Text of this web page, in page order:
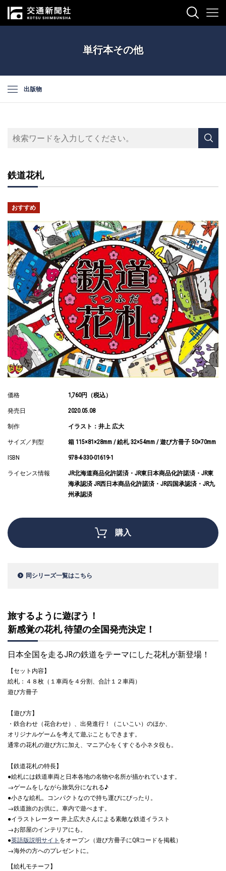
単行本その他
出版物
鉄道花札
おすすめ
価格 1,760円（税込）
発売日 2020.05.08
制作 イラスト：井上 広大
サイズ／判型 箱 115×81×28mm / 絵札 32×54mm / 遊び方冊子 50×70mm
ISBN 978-4-330-01619-1
ライセンス情報
JR北海道商品化許諾済・JR東日本商品化許諾済・JR東
海承認済 JR西日本商品化許諾済・JR四国承認済・JR九
州承認済
購入
同シリーズ一覧はこちら
旅するように遊ぼう！
新感覚の花札 待望の全国発売決定！
日本全国を走るJRの鉄道をテーマにした花札が新登場！
【セット内容】
絵札：４８枚（１車両を４分割、合計１２車両）
遊び方冊子
【遊び方】
・鉄合わせ（花合わせ）、出発進行！（こいこい）のほか、
オリジナルゲームを考えて遊ぶこともできます。
通常の花札の遊び方に加え、マニア心をくすぐる小ネタ役も。
【鉄道花札の特長】
●絵札には鉄道車両と日本各地の名物や名所が描かれています。
→ゲームをしながら旅気分になれる♪
●小さな絵札。コンパクトなので持ち運びにぴったり。
→鉄道旅のお供に。車内で遊べます。
●イラストレーター 井上広大さんによる素敵な鉄道イラスト
→お部屋のインテリアにも。
●英語版説明サイト をオープン（遊び方冊子にQRコードを掲載）
→海外の方へのプレゼントに。
【絵札モチーフ】